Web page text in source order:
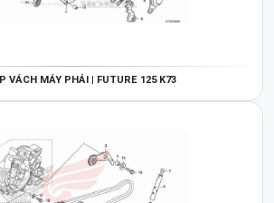
VÁCH MÁY PHẢI | FUTURE 125 K73